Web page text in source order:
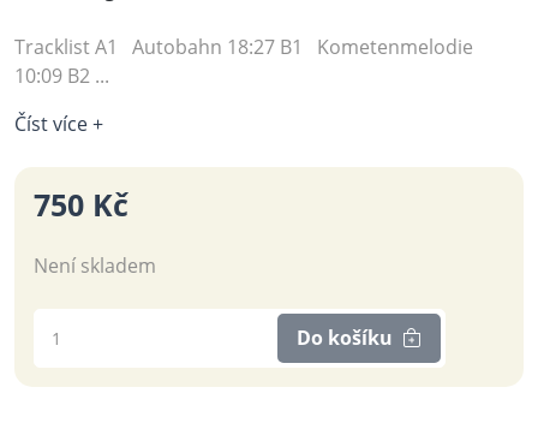
Tracklist A1 Autobahn 18:27 B1 Kometenmelodie
10:09 B2 ...
Číst více +
750 Kč
Není skladem
Do košíku